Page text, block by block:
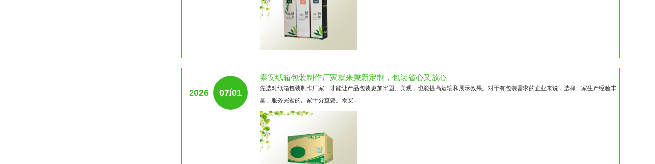
2026 07/01
泰安纸箱包装制作厂家就来秉新定制，包装省心又放心
先选对纸箱包装制作厂家，才能让产品包装更加牢固、美观，也能提高运输和展示效果。对于有包装需求的企业来说，选择一家生产经验丰
富、服务完善的厂家十分重要。泰安...